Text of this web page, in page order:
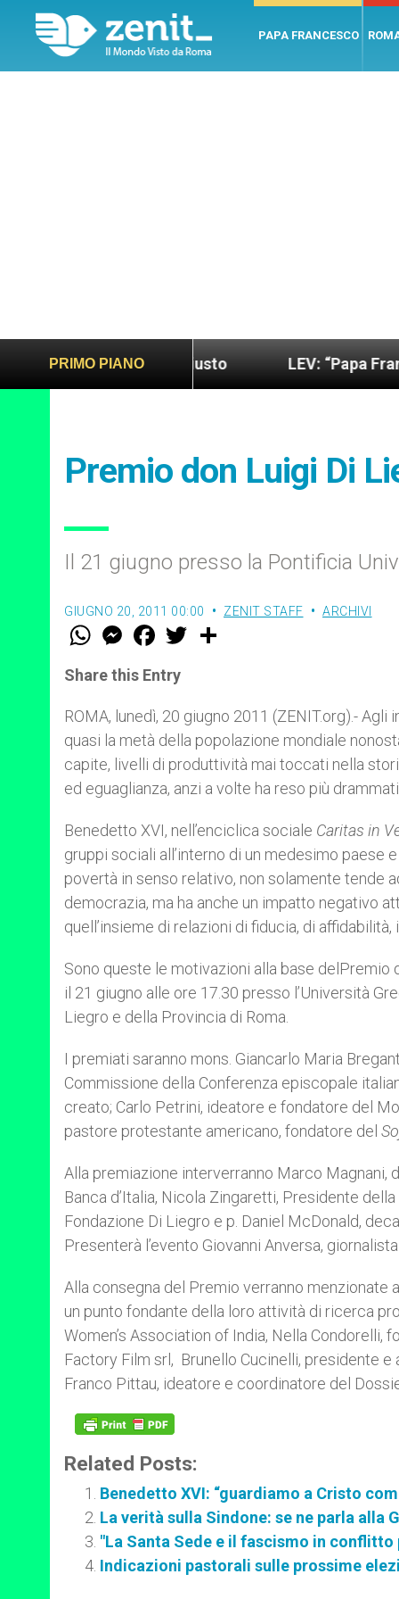
PAPA FRANCESCO
PRIMO PIANO
più sano e giusto LEV: “Papa Francesco.
Premio don Luigi Di
Il 21 giugno presso la Pontificia
GIUGNO 20, 2011 00:00 ZENIT STAFF ARCHIVI
W
t
s
p
p
M
e
s
e
g
e
r
F
a
e
b
o
k
w
r
Share this Entry
ROMA, lunedì, 20 giugno 2011 (ZENIT.org).-
quasi la metà della popolazione mondiale
capite, livelli di produttività mai toccati nella
ed eguaglianza, anzi a volte ha reso più
Benedetto XVI, nell’enciclica sociale Caritas in
gruppi sociali all’interno di un medesimo paese
povertà in senso relativo, non solamente tende
democrazia, ma ha anche un impatto negativo
quell’insieme di relazioni di fiducia, di
Sono queste le motivazioni alla base delPremio
il 21 giugno alle ore 17.30 presso l’Università
Liegro e della Provincia di Roma.
I premiati saranno mons. Giancarlo Maria
Commissione della Conferenza episcopale
creato; Carlo Petrini, ideatore e fondatore del
pastore protestante americano, fondatore del
Alla premiazione interverranno Marco
Banca d’Italia, Nicola Zingaretti, Presidente
Fondazione Di Liegro e p. Daniel McDonald,
Presenterà l’evento Giovanni Anversa, giornalista
Alla consegna del Premio verranno menzionate
un punto fondante della loro attività di ricerca
Women’s Association of India, Nella Condorelli,
Factory Film srl, Brunello Cucinelli, presidente e
Franco Pittau, ideatore e coordinatore del
Related Posts:
Benedetto XVI: “guardiamo a Cristo
La verità sulla Sindone: se ne parla alla
"La Santa Sede e il fascismo in
Indicazioni pastorali sulle prossime